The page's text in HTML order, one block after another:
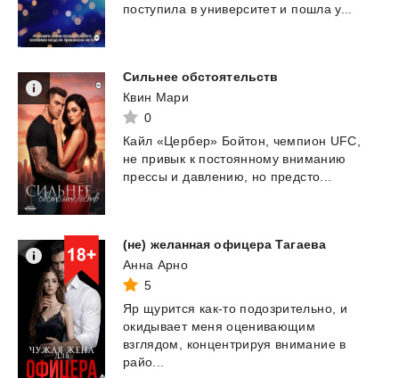
поступила в университет и пошла у...
Сильнее обстоятельств
Квин Мари
0
Кайл «Цербер» Бойтон, чемпион UFC,
не привык к постоянному вниманию
прессы и давлению, но предсто...
(не) желанная офицера Тагаева
Анна Арно
5
Яр щурится как-то подозрительно, и
окидывает меня оценивающим
взглядом, концентрируя внимание в
райо...